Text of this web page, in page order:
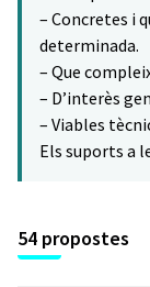
– Concretes i
determinada.
– Que
– D’interès
– Viables
Els suports a
54 propostes